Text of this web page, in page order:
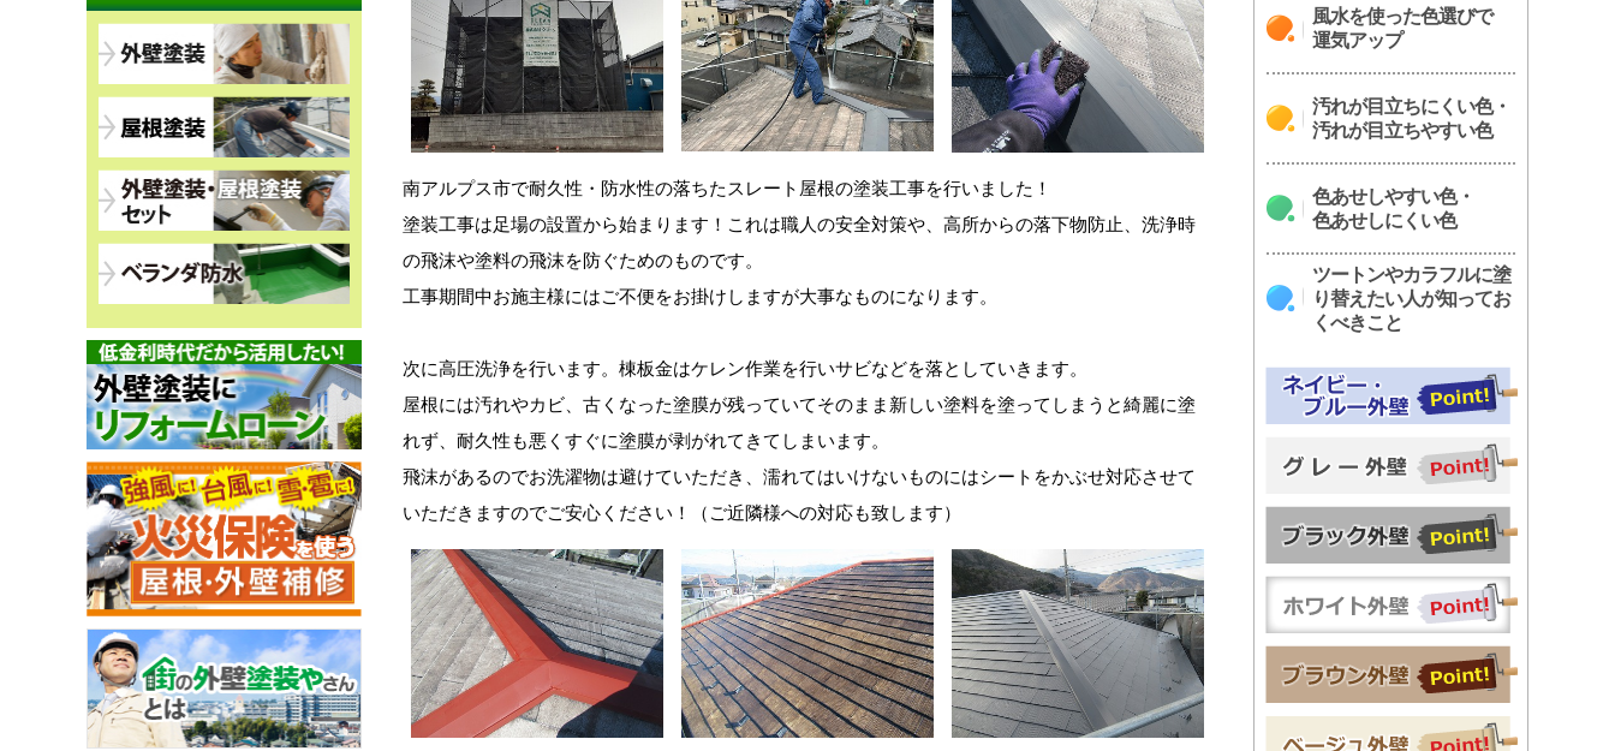
南アルプス市で耐久性・防水性の落ちたスレート屋根の塗装工事を行いました！
塗装工事は足場の設置から始まります！これは職人の安全対策や、高所からの落下物防止、洗浄時
の飛沫や塗料の飛沫を防ぐためのものです。
工事期間中お施主様にはご不便をお掛けしますが大事なものになります。
次に高圧洗浄を行います。棟板金はケレン作業を行いサビなどを落としていきます。
屋根には汚れやカビ、古くなった塗膜が残っていてそのまま新しい塗料を塗ってしまうと綺麗に塗
れず、耐久性も悪くすぐに塗膜が剥がれてきてしまいます。
飛沫があるのでお洗濯物は避けていただき、 濡れてはいけないものにはシートをかぶせ対応させて
いただきますのでご安心ください！（ご近隣様への対応も致します）
風水を使った色選びで
運気アップ
汚れが目立ちにくい色・
汚れが目立ちやすい色
色あせしやすい色・
色あせしにくい色
ツートンやカラフルに塗
り替えたい人が知ってお
くべきこと